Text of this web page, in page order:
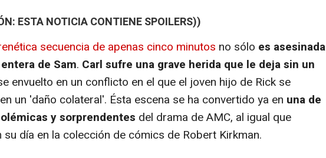
ESTA NOTICIA CONTIENE SPOILERS))
secuencia de apenas cinco minutos no sólo es asesinada
de Sam. Carl sufre una grave herida que le deja sin un
envuelto en un conflicto en el que el joven hijo de Rick se
un 'daño colateral'. Ésta escena se ha convertido ya en una de
y sorprendentes del drama de AMC, al igual que
su día en la colección de cómics de Robert Kirkman.